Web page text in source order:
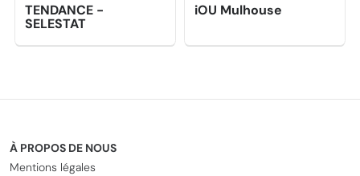
TENDANCE -
SELESTAT
iOU Mulhouse
À PROPOS DE NOUS
Mentions légales